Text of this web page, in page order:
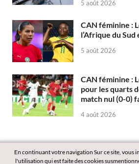
5 août 2026
CAN féminine :
l’Afrique du
5 août 2026
CAN féminine :
pour les quarts
match nul (0-0)
4 août 2026
En continuant votre navigation Sur ce site, vous
l'utilisation qui est faite des cookies